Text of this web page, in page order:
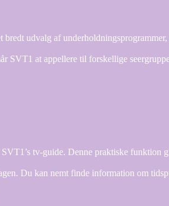
udvalg af underholdningsprogrammer,
SVT1 at appellere til forskellige
tv-guide. Denne praktiske funktion
Du kan nemt finde information om